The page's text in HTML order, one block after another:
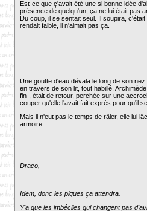
Est-ce que ç'avait été une si bonne idée
présence de quelqu'un, ça ne lui était pas
Du coup, il se sentait seul. Il soupira,
rendait faible, il n'aimait pas ça.
Une goutte d'eau dévala le long de son
en travers de son lit, tout habillé.
fin-, était de retour, perchée sur une
couper qu'elle l'avait fait exprès pour qu'il
Mais il n'eut pas le temps de râler, elle lui
armoire.
Draco,
Idem, donc les piques ça attendra.
Y'a que les imbéciles qui changent pas